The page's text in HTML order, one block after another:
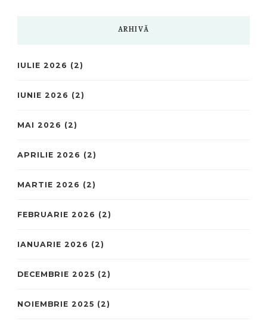
ARHIVĂ
IULIE 2026 (2)
IUNIE 2026 (2)
MAI 2026 (2)
APRILIE 2026 (2)
MARTIE 2026 (2)
FEBRUARIE 2026 (2)
IANUARIE 2026 (2)
DECEMBRIE 2025 (2)
NOIEMBRIE 2025 (2)